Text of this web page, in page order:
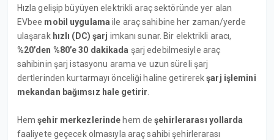
Hızla gelişip büyüyen elektrikli araç sektöründe yer alan
EVbee mobil uygulamaile araç sahibine her zaman/yerde
ulaşarak hızlı (DC) şarj imkanı sunar. Bir elektrikli aracı,
%20’den %80’e 30 dakikada şarj edebilmesiyle araç
sahibinin şarj istasyonu arama ve uzun süreli şarj
dertlerinden kurtarmayı önceliği haline getirerekşarj işlemini
mekandan bağımsız hale getirir.
Hemşehir merkezlerinde hem deşehirlerarası yollarda
faaliyete geçecek olmasıyla araç sahibi şehirlerarası